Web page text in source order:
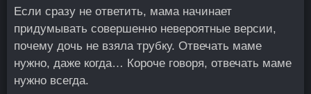
Если сразу не ответить, мама начинает
придумывать совершенно невероятные версии,
почему дочь не взяла трубку. Отвечать маме
нужно, даже когда… Короче говоря, отвечать маме
нужно всегда.